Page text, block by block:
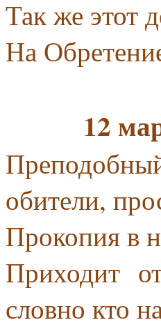
Так же этот
На
12
обители,
Прокопия в
Приходит
словно кто